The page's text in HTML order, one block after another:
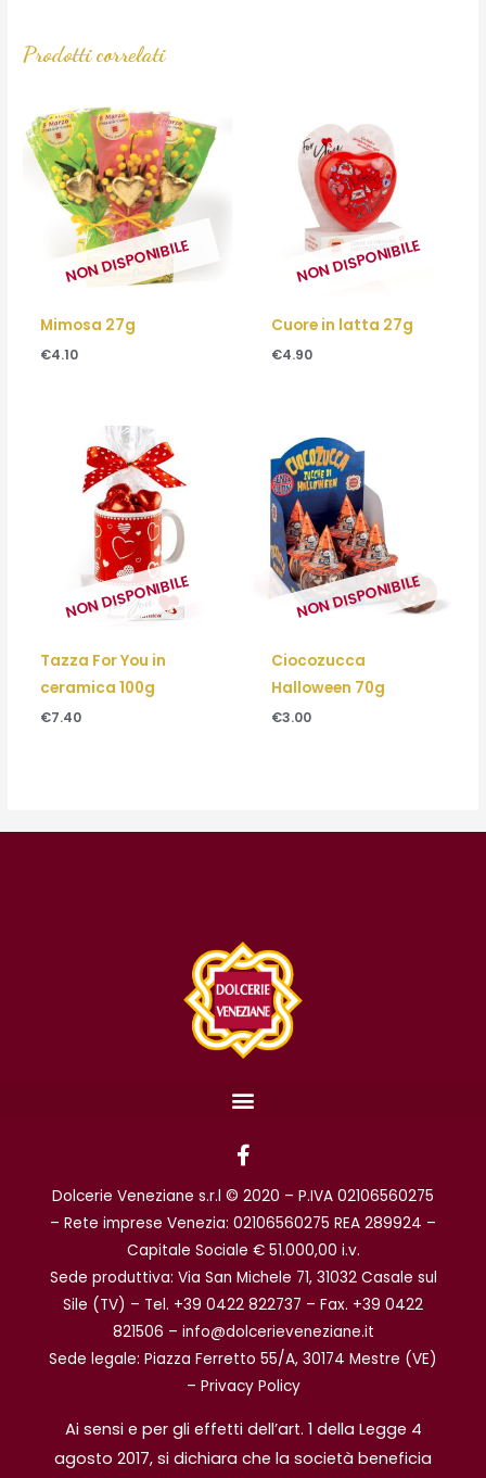
Prodotti correlati
NON DISPONIBILE
Mimosa 27g
€4.10
NON DISPONIBILE
Cuore in latta 27g
€4.90
NON DISPONIBILE
Tazza For You in
ceramica 100g
€7.40
NON DISPONIBILE
Ciocozucca
Halloween 70g
€3.00
F
a
c
e
b
o
o
k
-
f
Dolcerie Veneziane s.r.l © 2020 – P.IVA 02106560275
– Rete imprese Venezia: 02106560275 REA 289924 –
Capitale Sociale € 51.000,00 i.v.
Sede produttiva: Via San Michele 71, 31032 Casale sul
Sile (TV) – Tel. +39 0422 822737 – Fax. +39 0422
821506 – info@dolcerieveneziane.it
Sede legale: Piazza Ferretto 55/A, 30174 Mestre (VE)
– Privacy Policy
Ai sensi e per gli effetti dell’art. 1 della Legge 4
agosto 2017, si dichiara che la società beneficia